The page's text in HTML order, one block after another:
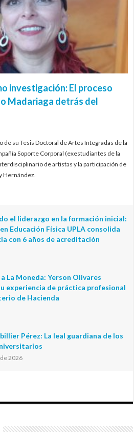
investigación: El proceso
Madariaga detrás del
de su Tesis Doctoral de Artes Integradas de la
Soporte Corporal (exestudiantes de la
de artistas y la participación de
Hernández.
el liderazgo en la formación inicial:
Educación Física UPLA consolida
con 6 años de acreditación
a La Moneda: Yerson Olivares
experiencia de práctica profesional
de Hacienda
Pérez: La leal guardiana de los
2026